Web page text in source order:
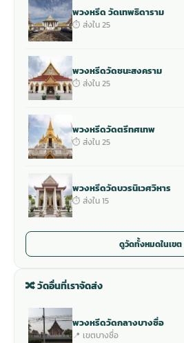
พวงหรีด วัดเทพธิดาราม
⏱ ส่งใน 25
พวงหรีดวัดชนะสงคราม
⏱ ส่งใน 25
พวงหรีดวัดตรีทศเทพ
⏱ ส่งใน 25
พวงหรีดวัดบวรนิเวศวิหาร
⏱ ส่งใน 15
ดูวัดทั้งหมดในเขต
🔀 วัดอื่นที่เราจัดส่ง
พวงหรีดวัดกลางบางซื่อ
📍 เขตบางซื่อ